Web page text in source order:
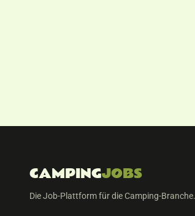
CAMPINGJOBS
Die Job-Plattform für die Camping-Branche.